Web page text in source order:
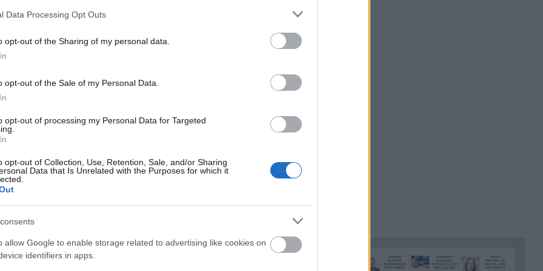
Data Processing Opt Outs
opt-out of the Sharing of my personal data.
opt-out of the Sale of my Personal Data.
opt-out of processing my Personal Data for Targeted
opt-out of Collection, Use, Retention, Sale, and/or Sharing
Data that Is Unrelated with the Purposes for which it
allow Google to enable storage related to advertising like cookies on
identifiers in apps.
σε ανοιχτή γραμμή με τον Πολίτη
παράπονα, καταγγελίες ή ιδέες για τη γειτονιά σου.
για την Πάτρα